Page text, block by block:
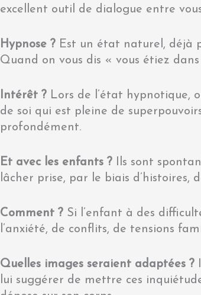
excellent outil de dialogue entre
Hypnose ? Est un état naturel, déjà
Quand on vous dis « vous étiez
Intérêt ? Lors de l’état hypnotique,
de soi qui est pleine de
profondément.
Et avec les enfants ? Ils sont
lâcher prise, par le biais
Comment ? Si l’enfant à des
l’anxiété, de conflits, de tensions
Quelles images seraient adaptées ?
lui suggérer de mettre ces